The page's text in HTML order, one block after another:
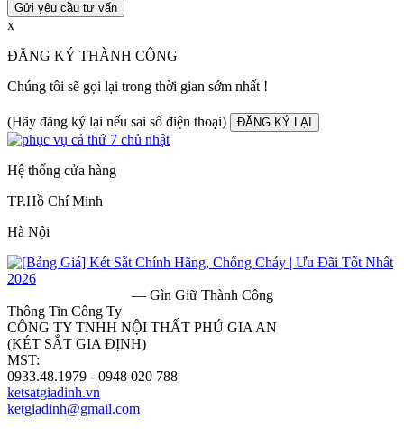
Gửi yêu cầu tư vấn
x
ĐĂNG KÝ THÀNH CÔNG
Chúng tôi sẽ gọi lại trong thời gian sớm nhất !
(Hãy đăng ký lại nếu sai số điện thoại) ĐĂNG KÝ LẠI
Hệ thống cửa hàng
TP.Hồ Chí Minh
Hà Nội
— Gìn Giữ Thành Công
Thông Tin Công Ty
CÔNG TY TNHH NỘI THẤT PHÚ GIA AN
(KÉT SẮT GIA ĐỊNH)
MST:
0933.48.1979 - 0948 020 788
ketsatgiadinh.vn
ketgiadinh@gmail.com